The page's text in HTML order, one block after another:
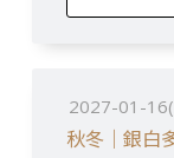
2027-01-
秋冬｜銀白